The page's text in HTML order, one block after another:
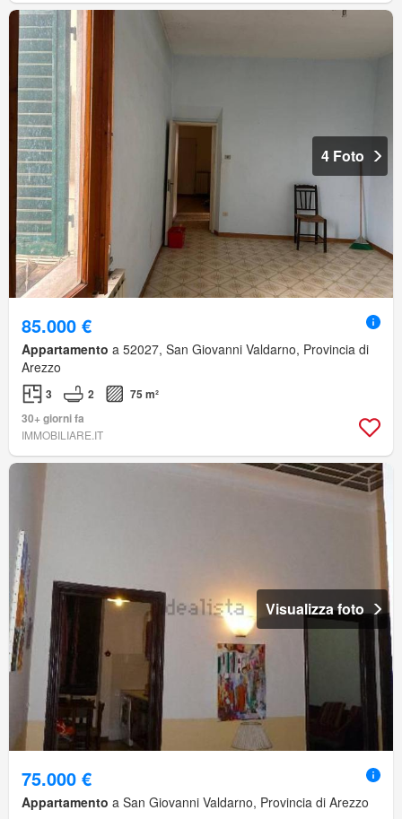
4 Foto
85.000 €
Appartamento a 52027, San Giovanni Valdarno, Provincia di
Arezzo
3 2
75 m²
30+ giorni fa
IMMOBILIARE.IT
Visualizza foto
75.000 €
Appartamento a San Giovanni Valdarno, Provincia di Arezzo